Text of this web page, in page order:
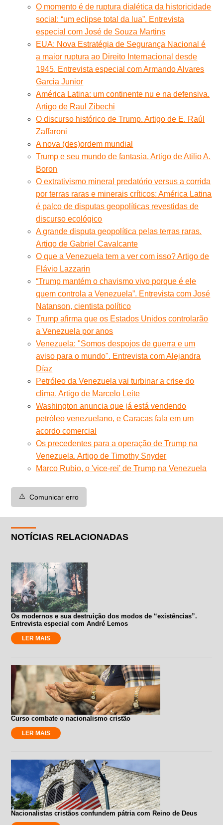
O momento é de ruptura dialética da historicidade
social: “um eclipse total da lua”. Entrevista
especial com José de Souza Martins
EUA: Nova Estratégia de Segurança Nacional é
a maior ruptura ao Direito Internacional desde
1945. Entrevista especial com Armando Alvares
Garcia Junior
América Latina: um continente nu e na defensiva.
Artigo de Raul Zibechi
O discurso histórico de Trump. Artigo de E. Raúl
Zaffaroni
A nova (des)ordem mundial
Trump e seu mundo de fantasia. Artigo de Atilio A.
Boron
O extrativismo mineral predatório versus a corrida
por terras raras e minerais críticos: América Latina
é palco de disputas geopolíticas revestidas de
discurso ecológico
A grande disputa geopolítica pelas terras raras.
Artigo de Gabriel Cavalcante
O que a Venezuela tem a ver com isso? Artigo de
Flávio Lazzarin
“Trump mantém o chavismo vivo porque é ele
quem controla a Venezuela”. Entrevista com José
Natanson, cientista político
Trump afirma que os Estados Unidos controlarão
a Venezuela por anos
Venezuela: "Somos despojos de guerra e um
aviso para o mundo". Entrevista com Alejandra
Díaz
Petróleo da Venezuela vai turbinar a crise do
clima. Artigo de Marcelo Leite
Washington anuncia que já está vendendo
petróleo venezuelano, e Caracas fala em um
acordo comercial
Os precedentes para a operação de Trump na
Venezuela. Artigo de Timothy Snyder
Marco Rubio, o 'vice-rei' de Trump na Venezuela
⚠️ Comunicar erro
NOTÍCIAS RELACIONADAS
Os modernos e sua destruição dos modos de “existências”.
Entrevista especial com André Lemos
LER MAIS
Curso combate o nacionalismo cristão
LER MAIS
Nacionalistas cristãos confundem pátria com Reino de Deus